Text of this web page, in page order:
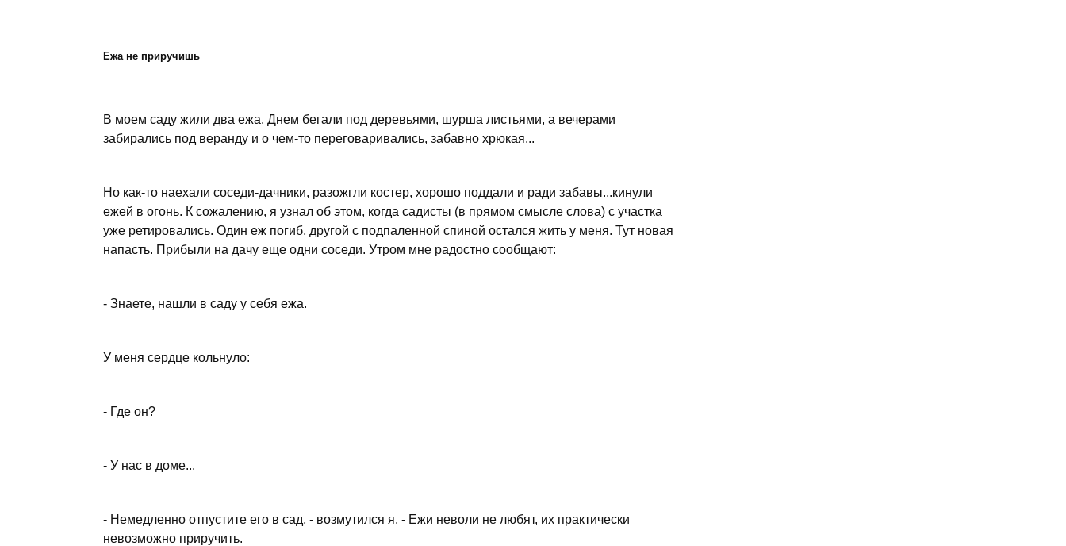
Ежа не приручишь
В моем саду жили два ежа. Днем бегали под деревьями, шурша листьями, а вечерами
забирались под веранду и о чем-то переговаривались, забавно хрюкая...
Но как-то наехали соседи-дачники, разожгли костер, хорошо поддали и ради забавы...кинули
ежей в огонь. К сожалению, я узнал об этом, когда садисты (в прямом смысле слова) с участка
уже ретировались. Один еж погиб, другой с подпаленной спиной остался жить у меня. Тут новая
напасть. Прибыли на дачу еще одни соседи. Утром мне радостно сообщают:
- Знаете, нашли в саду у себя ежа.
У меня сердце кольнуло:
- Где он?
- У нас в доме...
- Немедленно отпустите его в сад, - возмутился я. - Ежи неволи не любят, их практически
невозможно приручить.